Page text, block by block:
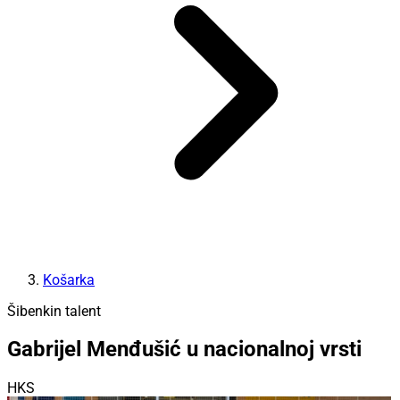
Košarka
Šibenkin talent
Gabrijel Menđušić u nacionalnoj vrsti
HKS